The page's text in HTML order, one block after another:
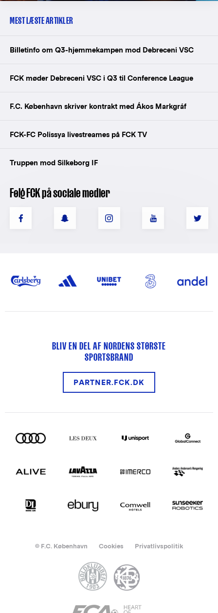
MEST LÆSTE ARTIKLER
Billetinfo om Q3-hjemmekampen mod Debreceni VSC
FCK møder Debreceni VSC i Q3 til Conference League
F.C. København skriver kontrakt med Ákos Markgráf
FCK-FC Polissya livestreames på FCK TV
Truppen mod Silkeborg IF
Følg FCK på sociale medier
BLIV EN DEL AF NORDENS STØRSTE
SPORTSBRAND
PARTNER.FCK.DK
© F.C. København Cookies Privatlivspolitik